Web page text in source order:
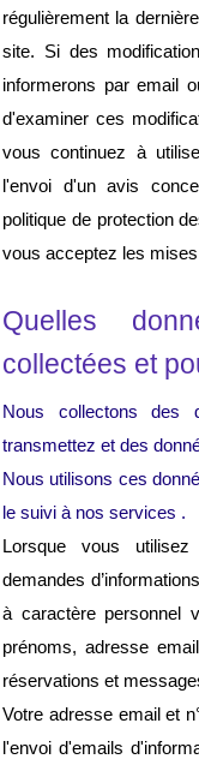
régulièrement la
site. Si des
informerons par email
d'examiner ces
vous continuez à
l'envoi d'un avis
politique de protection
vous acceptez les mises
Quelles
collectées et
Nous collectons des
transmettez et des
Nous utilisons ces
le suivi à nos services .
Lorsque vous
demandes
à caractère personnel
prénoms, adresse
réservations et
Votre adresse email et
l'envoi d'emails